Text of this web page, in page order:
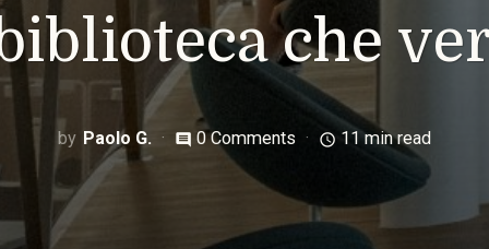
che
Paolo G. comment 0 Comments access_time 11 min read